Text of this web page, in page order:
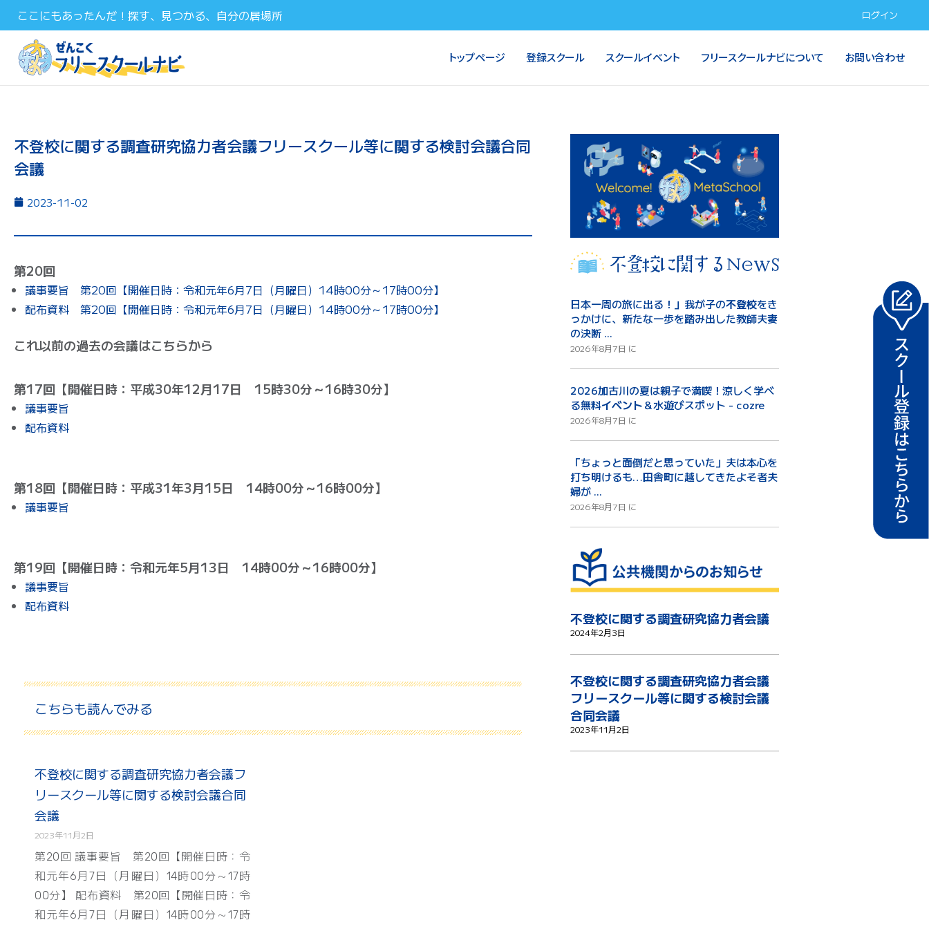
ここにもあったんだ！探す、見つかる、自分の居場所 ログイン
トップページ 登録スクール スクールイベント フリースクールナビについて お問い合わせ
不登校に関する調査研究協力者会議フリースクール等に関する検討会議合同
会議
2023-11-02
第20回
議事要旨 第20回【開催日時：令和元年6月7日（月曜日）14時00分～17時00分】
配布資料 第20回【開催日時：令和元年6月7日（月曜日）14時00分～17時00分】
これ以前の過去の会議はこちらから
第17回【開催日時：平成30年12月17日 15時30分～16時30分】
議事要旨
配布資料
第18回【開催日時：平成31年3月15日 14時00分～16時00分】
議事要旨
第19回【開催日時：令和元年5月13日 14時00分～16時00分】
議事要旨
配布資料
こちらも読んでみる
不登校に関する調査研究協力者会議フ
リースクール等に関する検討会議合同
会議
2023年11月2日
第20回 議事要旨 第20回【開催日時：令
和元年6月7日（月曜日）14時00分～17時
00分】 配布資料 第20回【開催日時：令
和元年6月7日（月曜日）14時00分～17時
日本一周の旅に出る！」我が子の不登校をき
っかけに、新たな一歩を踏み出した教師夫妻
の決断 ...
2026年8月7日 に
2026加古川の夏は親子で満喫！涼しく学べ
る無料イベント＆水遊びスポット - cozre
2026年8月7日 に
「ちょっと面倒だと思っていた」夫は本心を
打ち明けるも…田舎町に越してきたよそ者夫
婦が ...
2026年8月7日 に
不登校に関する調査研究協力者会議
2024年2月3日
不登校に関する調査研究協力者会議
フリースクール等に関する検討会議
合同会議
2023年11月2日